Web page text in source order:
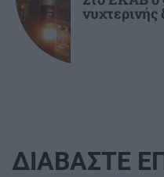
ΔΙΑΒΑΣΤΕ